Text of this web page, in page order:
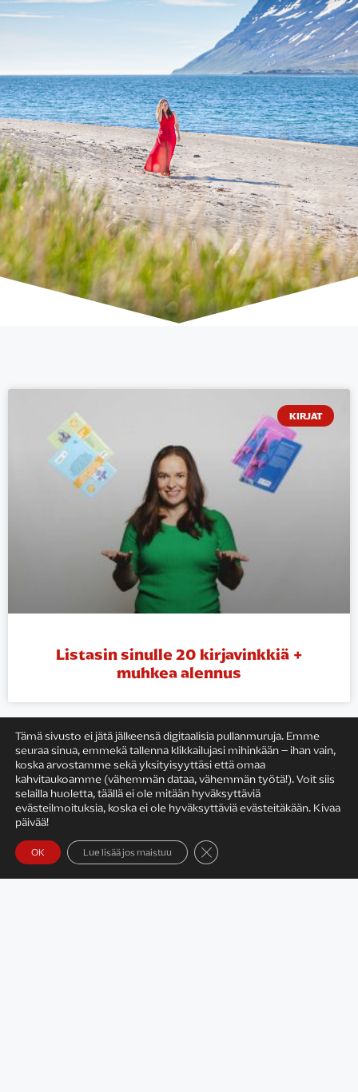
KIRJAT
Listasin sinulle 20 kirjavinkkiä +
muhkea alennus
KIRJAILIJAN TYÖ
Tämä sivusto ei jätä jälkeensä digitaalisia pullanmuruja. Emme
seuraa sinua, emmekä tallenna klikkailujasi mihinkään – ihan vain,
koska arvostamme sekä yksityisyyttäsi että omaa
kahvitaukoamme (vähemmän dataa, vähemmän työtä!). Voit siis
selailla huoletta, täällä ei ole mitään hyväksyttäviä
evästeilmoituksia, koska ei ole hyväksyttäviä evästeitäkään. Kivaa
päivää!
OK Lue lisää jos maistuu Sulje evästebanneri